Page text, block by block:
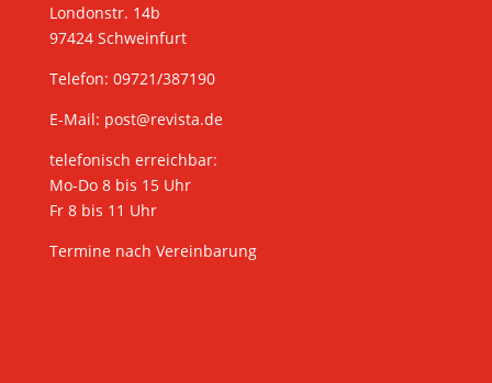
Londonstr. 14b
97424 Schweinfurt
Telefon: 09721/387190
E-Mail: post@revista.de
telefonisch erreichbar:
Mo-Do 8 bis 15 Uhr
Fr 8 bis 11 Uhr
Termine nach Vereinbarung